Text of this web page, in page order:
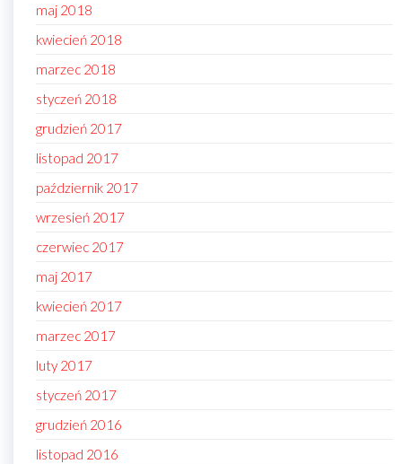
maj 2018
kwiecień 2018
marzec 2018
styczeń 2018
grudzień 2017
listopad 2017
październik 2017
wrzesień 2017
czerwiec 2017
maj 2017
kwiecień 2017
marzec 2017
luty 2017
styczeń 2017
grudzień 2016
listopad 2016